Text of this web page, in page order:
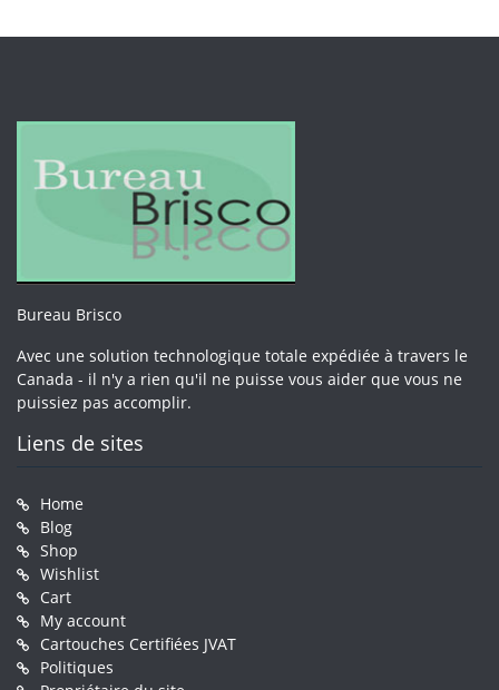
Bureau Brisco
Avec une solution technologique totale expédiée à travers le
Canada - il n'y a rien qu'il ne puisse vous aider que vous ne
puissiez pas accomplir.
Liens de sites
Home
Blog
Shop
Wishlist
Cart
My account
Cartouches Certifiées JVAT
Politiques